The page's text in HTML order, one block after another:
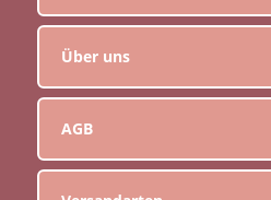
Über uns
AGB